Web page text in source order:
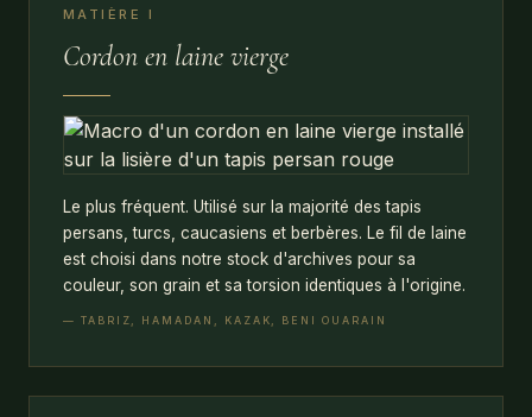
MATIÈRE I
Cordon en laine vierge
Le plus fréquent. Utilisé sur la majorité des tapis
persans, turcs, caucasiens et berbères. Le fil de laine
est choisi dans notre stock d'archives pour sa
couleur, son grain et sa torsion identiques à l'origine.
— TABRIZ, HAMADAN, KAZAK, BENI OUARAIN